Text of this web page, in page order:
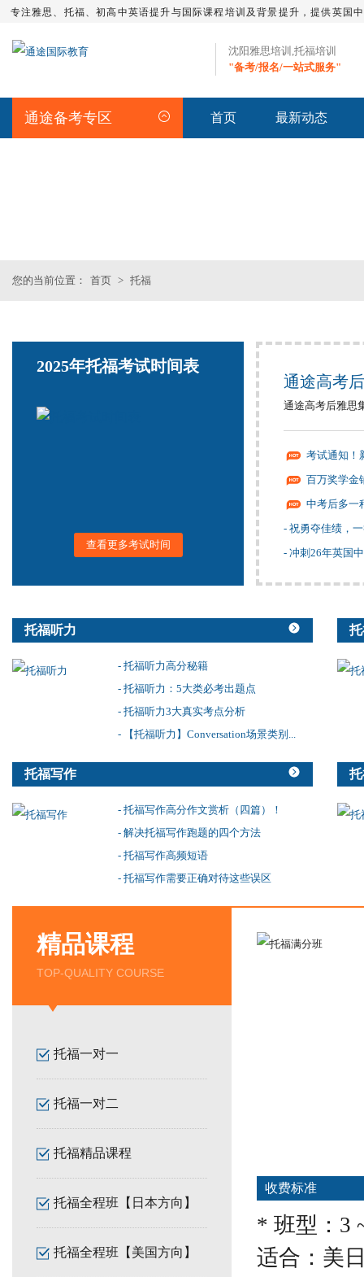
专注雅思、托福、初高中英语提升与国际课程培训及背景提升，提供英国
沈阳雅思培训,托福培训
"备考/报名/一站式服务"
通途备考专区 首页 最新动态
您的当前位置： 首页 > 托福
2025年托福考试时间表
查看更多考试时间
通途高考
通途高考后雅思
考试通知！
百万奖学金
中考后多一
- 祝勇夺佳绩，
- 冲刺26年英国
托福听力
- 托福听力高分秘籍
- 托福听力：5大类必考出题点
- 托福听力3大真实考点分析
- 【托福听力】Conversation场景类别...
托福写作
- 托福写作高分作文赏析（四篇）！
- 解决托福写作跑题的四个方法
- 托福写作高频短语
- 托福写作需要正确对待这些误区
精品课程
TOP-QUALITY COURSE
托福一对一
托福一对二
托福精品课程
托福全程班【日本方向】
托福全程班【美国方向】
收费标准
* 班型：3
适合：美